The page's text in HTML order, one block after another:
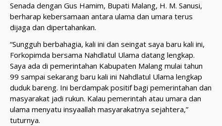
Senada dengan Gus Hamim, Bupati Malang, H. M. Sanusi,
berharap kebersamaan antara ulama dan umara terus
dijaga dan dipertahankan.
“Sungguh berbahagia, kali ini dan seingat saya baru kali ini,
Forkopimda bersama Nahdlatul Ulama datang lengkap.
Saya ada di pemerintahan Kabupaten Malang mulai tahun
99 sampai sekarang baru kali ini Nahdlatul Ulama lengkap
duduk bareng. Ini berdampak positif bagi pemerintahan dan
masyarakat jadi rukun. Kalau pemerintah atau umara dan
ulama menyatu insyaallah masyarakatnya sejahtera,”
tuturnya.